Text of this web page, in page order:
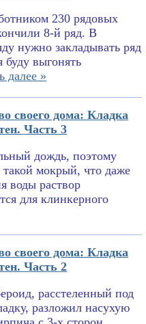
230 рядовых
8-й ряд. В
нужно закладывать ряд
выгонять
далее »
своего дома: Кладка
Часть 3
дождь, поэтому
такой мокрый, что даже
воды раствор
для клинкерного
своего дома: Кладка
Часть 2
расстеленный под
разложил насухую